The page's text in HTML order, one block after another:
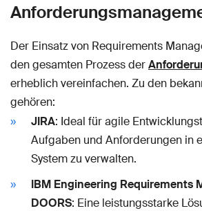
Der Einsatz von Requirements
den gesamten Prozess der
erheblich vereinfachen. Zu den
gehören:
JIRA: Ideal für agile
Aufgaben und Anforderungen in
System zu verwalten.
IBM Engineering Requirements
DOORS: Eine leistungsstarke